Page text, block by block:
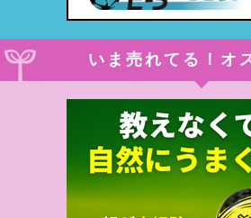
いま売れてる！オ